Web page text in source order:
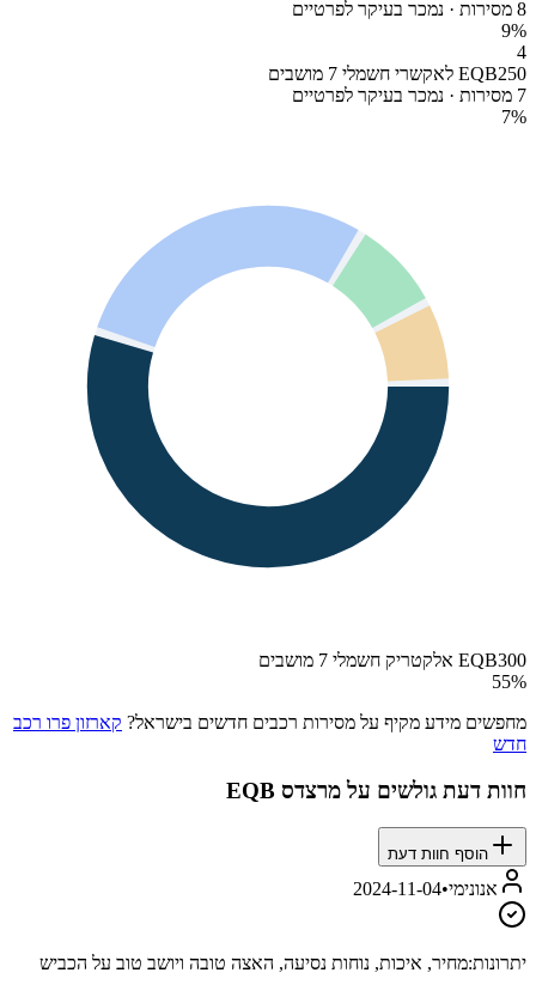
8 מסירות · נמכר בעיקר לפרטיים
9%
4
EQB250 לאקשרי חשמלי 7 מושבים
7 מסירות · נמכר בעיקר לפרטיים
7%
EQB300 אלקטריק חשמלי 7 מושבים
55%
מחפשים מידע מקיף על מסירות רכבים חדשים בישראל? קארזון פרו רכב
חדש
חוות דעת גולשים על מרצדס EQB
הוסף חוות דעת
אנונימי•
2024-11-04
יתרונות:מחיר, איכות, נוחות נסיעה, האצה טובה ויושב טוב על הכביש